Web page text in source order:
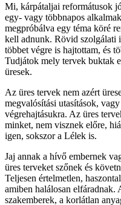
Mi, kárpátaljai reformátusok
egy- vagy többnapos
megpróbálva egy téma köré
kell adnunk. Rövid szolgálati
többet végre is hajtottam, és
Tudjátok mely tervek buktak
üresek.
Az üres tervek nem azért
megvalósítási utasítások,
végrehajtásukra. Az üres
minket, nem visznek előre,
igen, sokszor a Lélek is.
Jaj annak a hívő embernek
üres terveket szőnek és
Teljesen értelmetlen,
amiben halálosan elfáradnak.
szakemberek, a korlátlan